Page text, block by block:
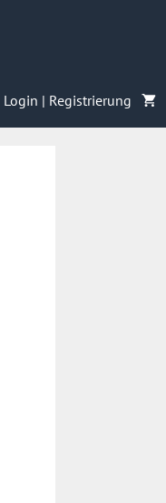
Login | Registrierung